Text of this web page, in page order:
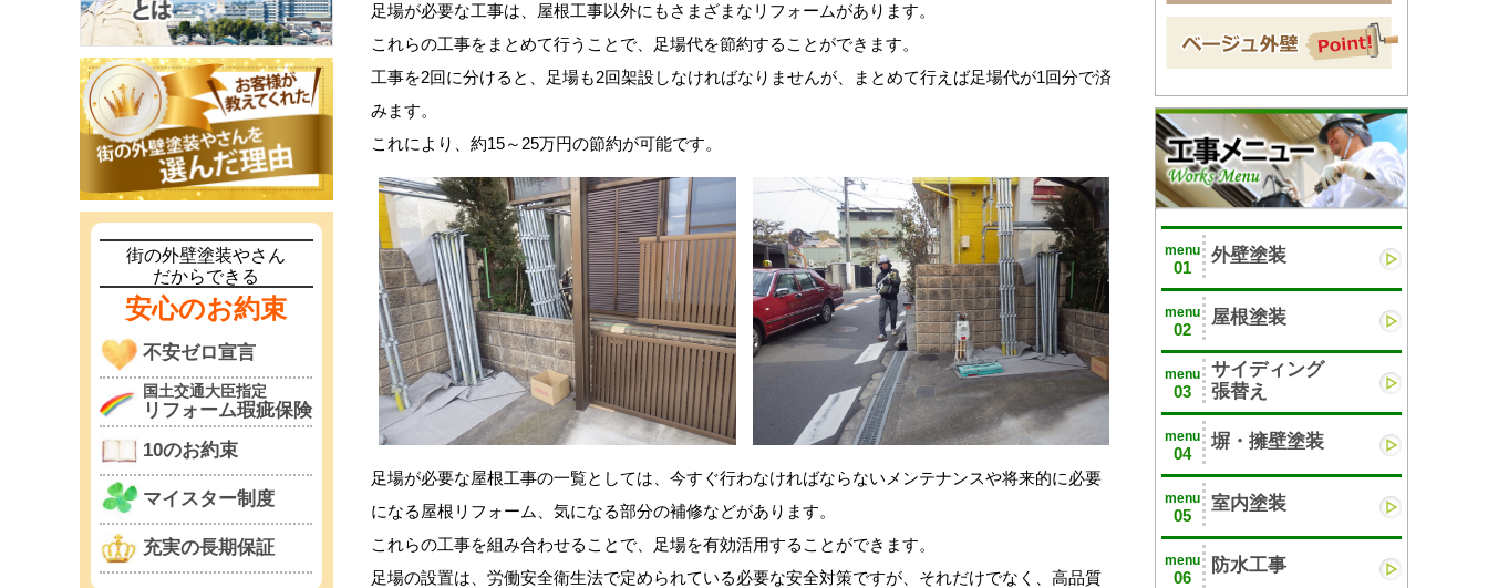
足場が必要な工事は、屋根工事以外にもさまざまなリフォームがあります。
これらの工事をまとめて行うことで、足場代を節約することができます。
工事を2回に分けると、足場も2回架設しなければなりませんが、まとめて行えば足場代が1回分で済
みます。
これにより、約15～25万円の節約が可能です。
足場が必要な屋根工事の一覧としては、今すぐ行わなければならないメンテナンスや将来的に必要
になる屋根リフォーム、気になる部分の補修などがあります。
これらの工事を組み合わせることで、足場を有効活用することができます。
足場の設置は、労働安全衛生法で定められている必要な安全対策ですが、それだけでなく、高品質
menu
01
外壁塗装
menu
02
屋根塗装
menu
03
サイディング
張替え
menu
04
塀・擁壁塗装
menu
05
室内塗装
menu
06
防水工事
街の外壁塗装やさん
だからできる
安心のお約束
不安ゼロ宣言
国土交通大臣指定
リフォーム瑕疵保険
10のお約束
マイスター制度
充実の長期保証